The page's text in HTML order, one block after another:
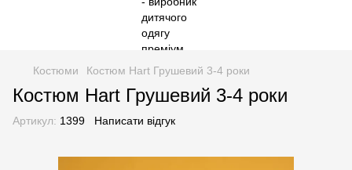
Костюми Костюм Hart Грушевий 3-4 роки
Костюм Hart Грушевий 3-4 роки
Артикул: 1399 Написати відгук